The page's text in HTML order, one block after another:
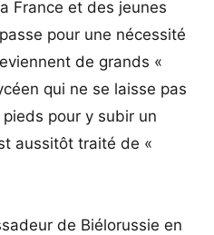
France et des jeunes
pour une nécessité
de grands «
qui ne se laisse pas
pour y subir un
aussitôt traité de «
de Biélorussie en